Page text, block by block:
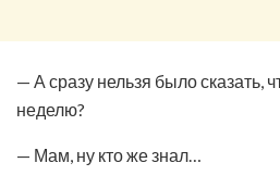
— А сразу нельзя было сказать,
неделю?
— Мам, ну кто же знал…